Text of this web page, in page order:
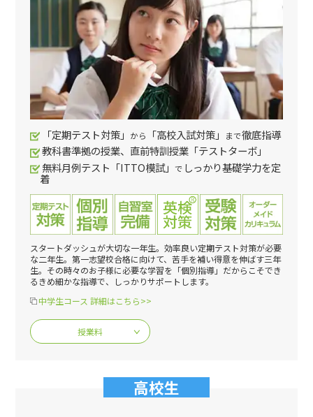
「定期テスト対策」 から 「高校入試対策」 まで徹底指導
教科書準拠の授業、直前特訓授業「テストターボ」
無料月例テスト「ITTO模試」 で しっかり基礎学力を定
着
スタートダッシュが大切な一年生。効率良い定期テスト対策が必要
な二年生。第一志望校合格に向けて、苦手を補い得意を伸ばす三年
生。その時々のお子様に必要な学習を「個別指導」だからこそでき
るきめ細かな指導で、しっかりサポートします。
中学生コース 詳細はこちら>>
授業料
高校生